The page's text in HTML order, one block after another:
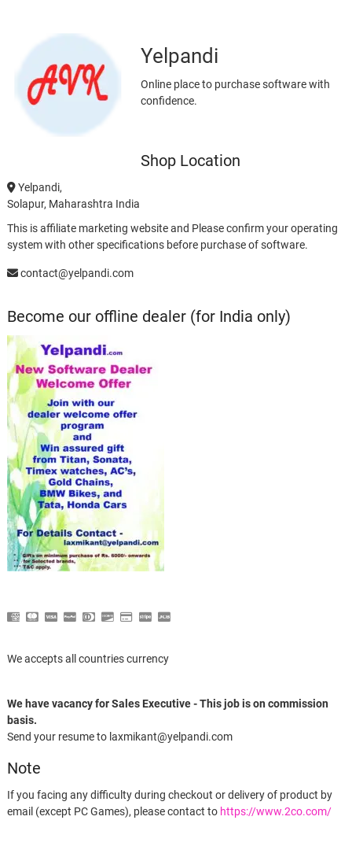
Yelpandi
Online place to purchase software with
confidence.
Shop Location
Yelpandi,
Solapur, Maharashtra India
This is affiliate marketing website and Please confirm your operating
system with other specifications before purchase of software.
contact@yelpandi.com
Become our offline dealer (for India only)
We accepts all countries currency
We have vacancy for Sales Executive - This job is on commission
basis.
Send your resume to laxmikant@yelpandi.com
Note
If you facing any difficulty during checkout or delivery of product by
email (except PC Games), please contact to https://www.2co.com/